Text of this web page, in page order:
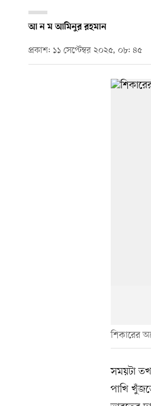
আ ন ম আমিনুর রহমান
প্রকাশ: ১১ সেপ্টেম্বর ২০২৫, ০৮: ৪৫
শিকারের
সময়টা
পাখি